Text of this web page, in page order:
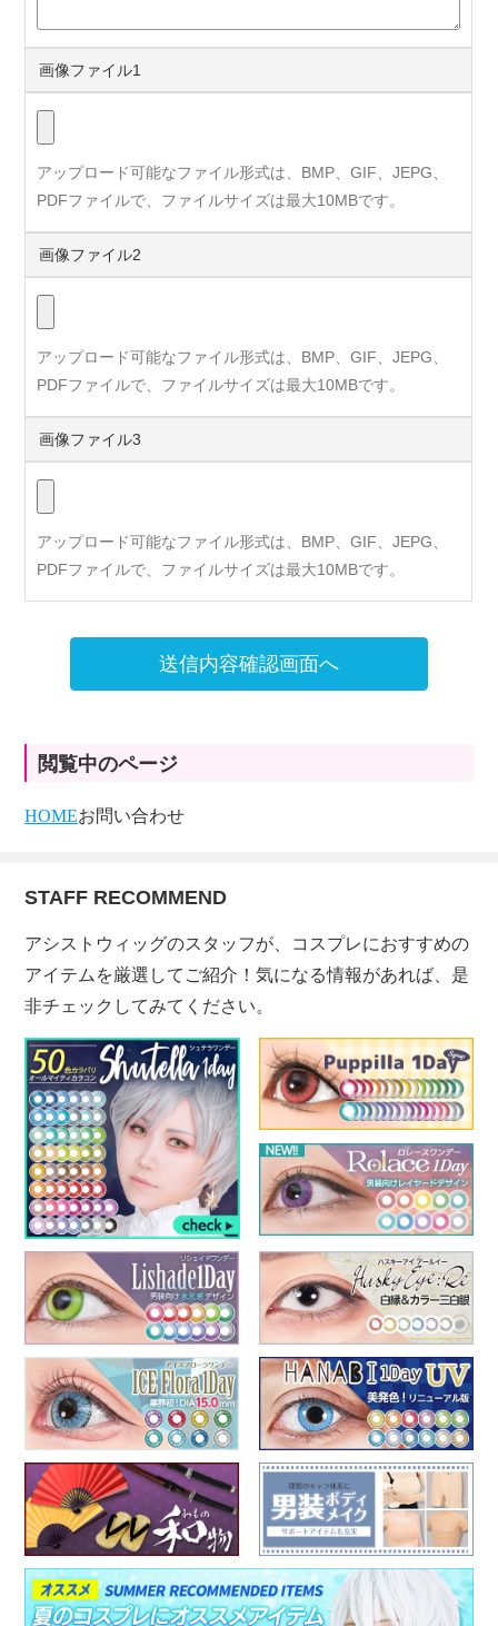
画像ファイル1
アップロード可能なファイル形式は、BMP、GIF、JEPG、
PDFファイルで、ファイルサイズは最大10MBです。
画像ファイル2
アップロード可能なファイル形式は、BMP、GIF、JEPG、
PDFファイルで、ファイルサイズは最大10MBです。
画像ファイル3
アップロード可能なファイル形式は、BMP、GIF、JEPG、
PDFファイルで、ファイルサイズは最大10MBです。
送信内容確認画面へ
閲覧中のページ
HOMEお問い合わせ
STAFF RECOMMEND
アシストウィッグのスタッフが、コスプレにおすすめの
アイテムを厳選してご紹介！気になる情報があれば、是
非チェックしてみてください。